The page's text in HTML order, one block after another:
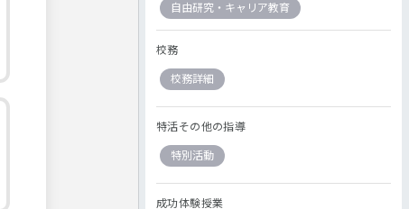
自由研究・キャリア教育
校務
校務詳細
特活その他の指導
特別活動
成功体験授業